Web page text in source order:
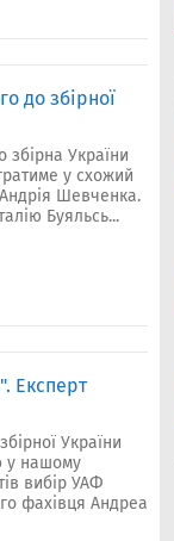
до збірної
України
у схожий
Шевченка.
Буяльсь...
Експерт
України
у нашому
вибір УАФ
фахівця Андреа